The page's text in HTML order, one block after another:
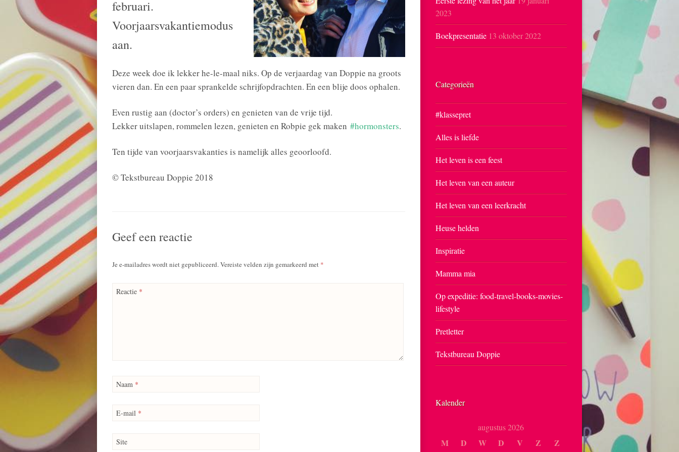
februari.
Voorjaarsvakantiemodus
aan.
Deze week doe ik lekker he-le-maal niks. Op de verjaardag van Doppie na groots
vieren dan. En een paar sprankelde schrijfopdrachten. En een blije doos ophalen.
Even rustig aan (doctor’s orders) en genieten van de vrije tijd.
Lekker uitslapen, rommelen lezen, genieten en Robpie gek maken #hormonsters.
Ten tijde van voorjaarsvakanties is namelijk alles geoorloofd.
© Tekstbureau Doppie 2018
Geef een reactie
Je e-mailadres wordt niet gepubliceerd.Vereiste velden zijn gemarkeerd met *
Reactie *
Naam *
E-mail *
Site
2023
Boekpresentatie 13 oktober 2022
Categorieën
#klassepret
Alles is liefde
Het leven is een feest
Het leven van een auteur
Het leven van een leerkracht
Heuse helden
Inspiratie
Mamma mia
Op expeditie: food-travel-books-movies-
lifestyle
Pretletter
Tekstbureau Doppie
Kalender
augustus 2026
M D W D V Z Z